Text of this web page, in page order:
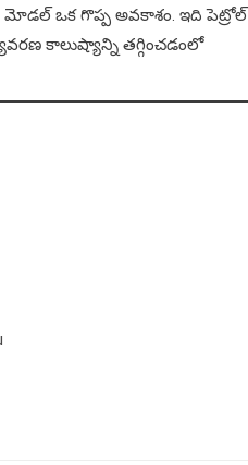
మోడల్ ఒక గొప్ప అవకాశం. ఇది పెట్రోల్
కాలుష్యాన్ని తగ్గించడంలో